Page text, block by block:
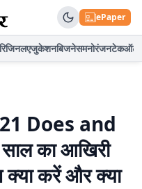
ePaper
एजुकेशनबिजनेसमनोरंजनटेकऑटो
Does and
का आखिरी
क्या करें और क्या